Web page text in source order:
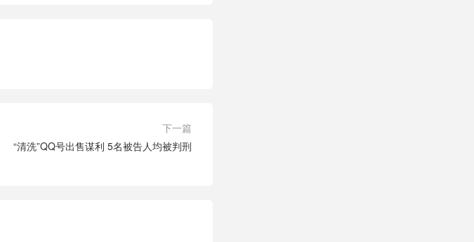
下一篇
“清洗”QQ号出售谋利 5名被告人均被判刑